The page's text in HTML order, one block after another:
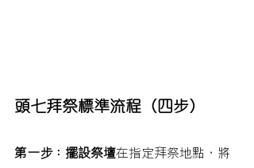
頭七拜祭標準流程（四步）
第一步：擺設祭壇在指定拜祭地點，將